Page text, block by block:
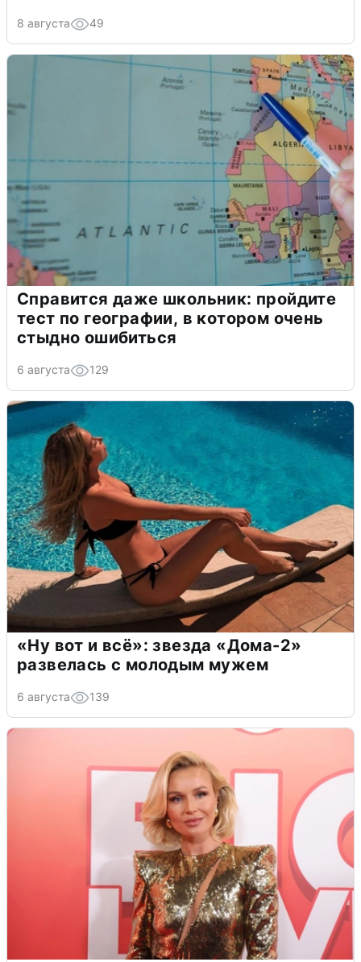
8 августа 49
Справится даже школьник: пройдите
тест по географии, в котором очень
стыдно ошибиться
6 августа 129
«Ну вот и всё»: звезда «Дома-2»
развелась с молодым мужем
6 августа 139